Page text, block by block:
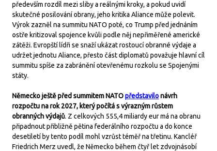
především rozdíl mezi sliby a reálnými kroky, a pokud uvidí
skutečné posilování obrany, jeho kritika Aliance může polevit.
Výrok zazněl na summitu NATO poté, co Trump před jednáním
ostře kritizoval spojence kvůli podle něj nepřiměřené americké
zátěži. Evropští lídři se snaží ukázat rostoucí obranné výdaje a
udržet jednotu Aliance, přesto část diplomatů považuje hlavní cíl
summitu spíše za zabránění otevřenému rozkolu se Spojenými
státy.
Německo ještě před summitem NATOpředstavilonávrh
rozpočtu na rok 2027, který počítá s výrazným růstem
obranných výdajů. Z celkových 555,4 miliardy eur má na obranu
připadnout přibližně pětina federálního rozpočtu a do konce
desetiletí by tento podíl mohl vzrůst téměř na třetinu. Kancléř
Friedrich Merz uvedl, že Německo během čtyř let zdvojnásobí